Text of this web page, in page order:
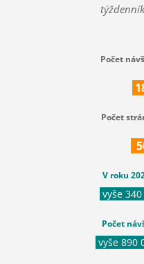
Počet
Počet
V roku
vyše
Počet
vyše 890